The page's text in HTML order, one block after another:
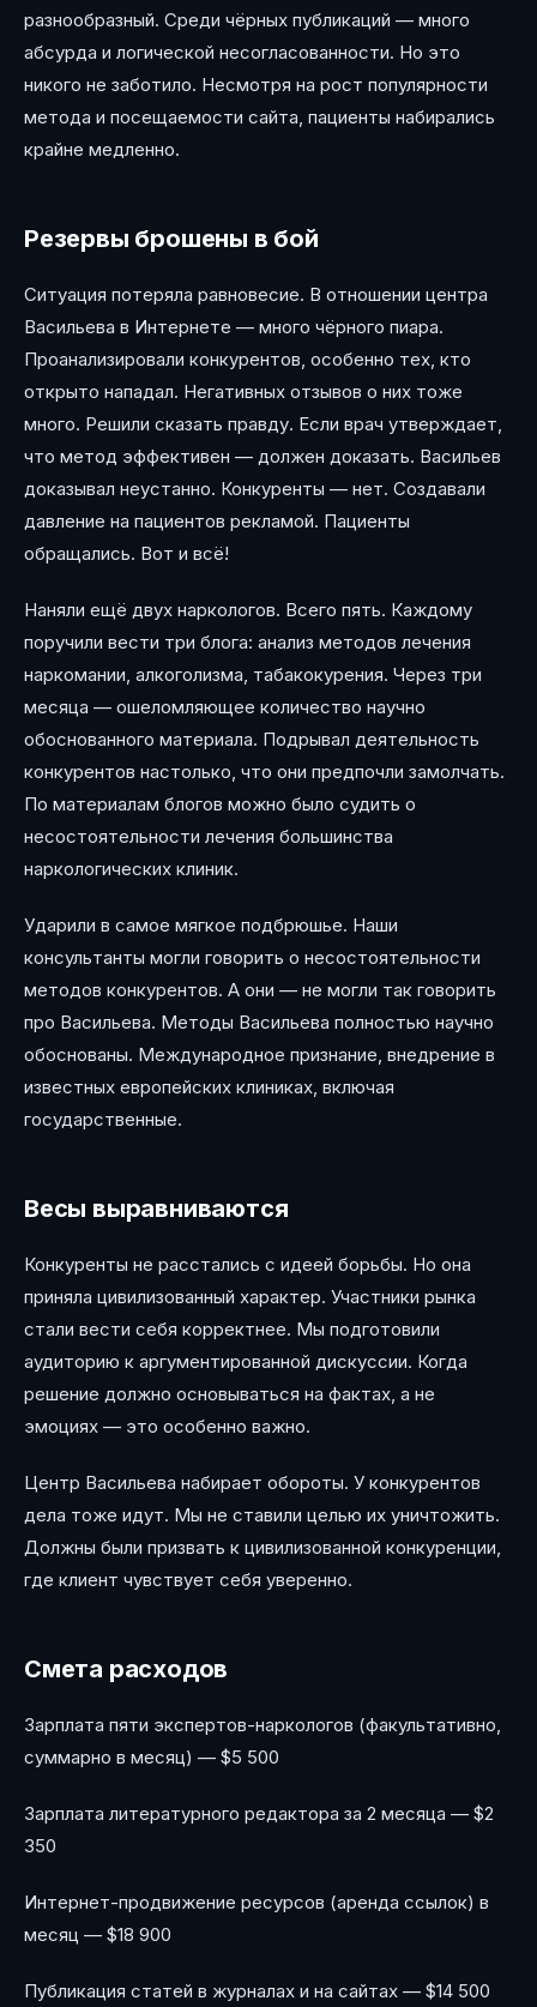
разнообразный. Среди чёрных публикаций — много
абсурда и логической несогласованности. Но это
никого не заботило. Несмотря на рост популярности
метода и посещаемости сайта, пациенты набирались
крайне медленно.
Резервы брошены в бой
Ситуация потеряла равновесие. В отношении центра
Васильева в Интернете — много чёрного пиара.
Проанализировали конкурентов, особенно тех, кто
открыто нападал. Негативных отзывов о них тоже
много. Решили сказать правду. Если врач утверждает,
что метод эффективен — должен доказать. Васильев
доказывал неустанно. Конкуренты — нет. Создавали
давление на пациентов рекламой. Пациенты
обращались. Вот и всё!
Наняли ещё двух наркологов. Всего пять. Каждому
поручили вести три блога: анализ методов лечения
наркомании, алкоголизма, табакокурения. Через три
месяца — ошеломляющее количество научно
обоснованного материала. Подрывал деятельность
конкурентов настолько, что они предпочли замолчать.
По материалам блогов можно было судить о
несостоятельности лечения большинства
наркологических клиник.
Ударили в самое мягкое подбрюшье. Наши
консультанты могли говорить о несостоятельности
методов конкурентов. А они — не могли так говорить
про Васильева. Методы Васильева полностью научно
обоснованы. Международное признание, внедрение в
известных европейских клиниках, включая
государственные.
Весы выравниваются
Конкуренты не расстались с идеей борьбы. Но она
приняла цивилизованный характер. Участники рынка
стали вести себя корректнее. Мы подготовили
аудиторию к аргументированной дискуссии. Когда
решение должно основываться на фактах, а не
эмоциях — это особенно важно.
Центр Васильева набирает обороты. У конкурентов
дела тоже идут. Мы не ставили целью их уничтожить.
Должны были призвать к цивилизованной конкуренции,
где клиент чувствует себя уверенно.
Смета расходов
Зарплата пяти экспертов-наркологов (факультативно,
суммарно в месяц) — $5 500
Зарплата литературного редактора за 2 месяца — $2
350
Интернет-продвижение ресурсов (аренда ссылок) в
месяц — $18 900
Публикация статей в журналах и на сайтах — $14 500